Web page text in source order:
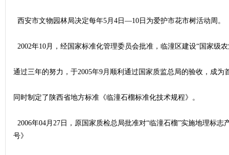
西安市文物园林局决定每年5月4日—10日为爱护市花市树活动周。
2002年10月，经国家标准化管理委员会批准，临潼区建设“国家级
通过三年的努力，于2005年9月顺利通过国家质监总局的验收，成为
同时制定了陕西省地方标准《临潼石榴标准化技术规程》。
2006年04月27日，原国家质检总局批准对“临潼石榴”实施地理标志
号》